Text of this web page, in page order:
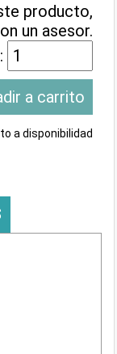
producto,
un asesor.
a disponibilidad